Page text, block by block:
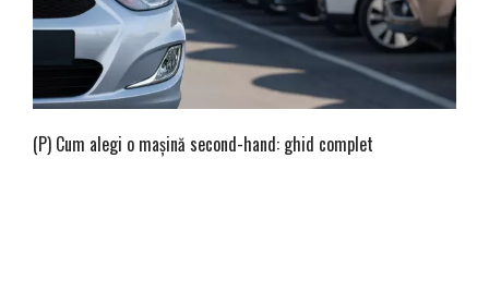
(P) Cum alegi o mașină second-hand: ghid complet